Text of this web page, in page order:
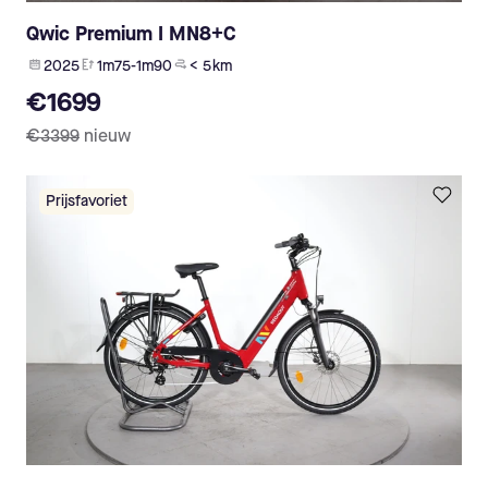
Qwic Premium I MN8+C
2025 1m75-1m90 < 5 km
€1699
€3399 nieuw
Prijsfavoriet